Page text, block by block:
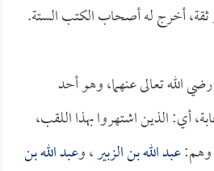
ثقة، أخرج له أصحاب الكتب الستة.
رضي الله تعالى عنهما، وهو أحد
أي: الذين اشتهروا بهذا اللقب،
وهم:عبد الله بن الزبير، وعبد الله بن